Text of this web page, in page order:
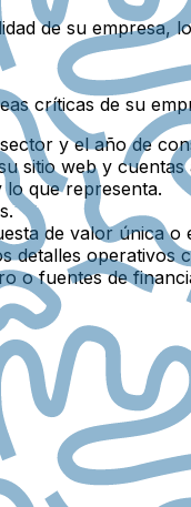
de su empresa,
críticas de su
y el año de
sitio web y cuentas
que representa.
de valor única o
detalles operativos
o fuentes de